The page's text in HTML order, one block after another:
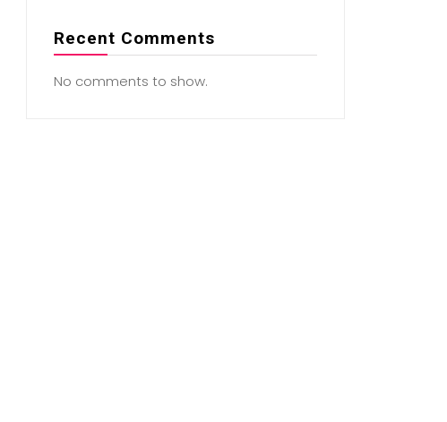
Recent Comments
No comments to show.